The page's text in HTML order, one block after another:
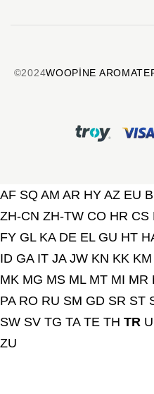
©2024WOOPINE
AF SQ AM AR HY AZ EU
ZH-CN ZH-TW CO HR CS
FY GL KA DE EL GU HT
ID GA IT JA JW KN KK KM
MK MG MS ML MT MI MR
PA RO RU SM GD SR ST
SW SV TG TA TE TH TR
ZU